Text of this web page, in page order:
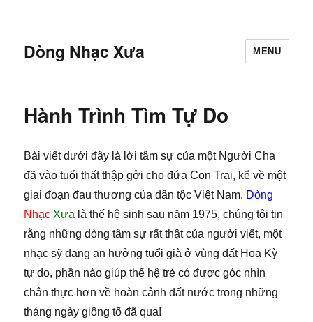
Dòng Nhạc Xưa MENU
Hành Trình Tìm Tự Do
Bài viết dưới đây là lời tâm sự của một Người Cha
đã vào tuổi thất thập gởi cho đứa Con Trai, kể về một
giai đoạn đau thương của dân tộc Việt Nam. Dòng
Nhạc Xưa là thế hệ sinh sau năm 1975, chúng tôi tin
rằng những dòng tâm sự rất thật của người viết, một
nhạc sỹ đang an hưởng tuổi già ở vùng đất Hoa Kỳ
tự do, phần nào giúp thế hệ trẻ có được góc nhìn
chân thực hơn về hoàn cảnh đất nước trong những
tháng ngày giông tố đã qua!